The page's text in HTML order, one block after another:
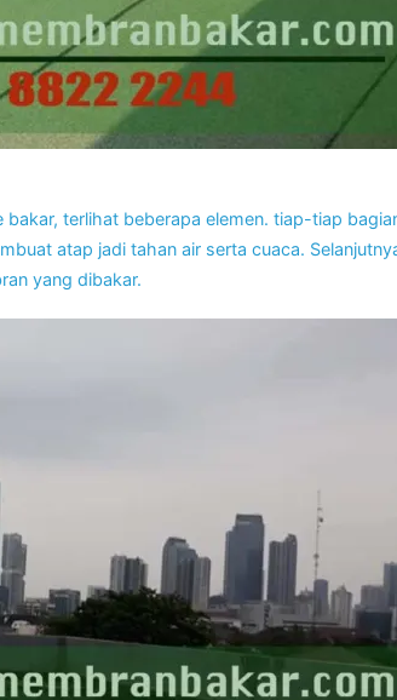
terlihat beberapa elemen. tiap-tiap
atap jadi tahan air serta cuaca.
yang dibakar.